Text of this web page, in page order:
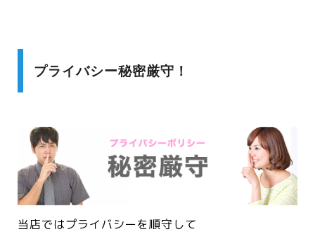
プライバシー秘密厳守！
当店ではプライバシーを順守して